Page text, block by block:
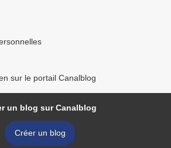
sur le portail Canalblog
un blog sur Canalblog
Créer un blog